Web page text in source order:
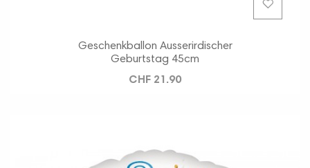
Geschenkballon Ausserirdischer
Geburtstag 45cm
CHF 21.90